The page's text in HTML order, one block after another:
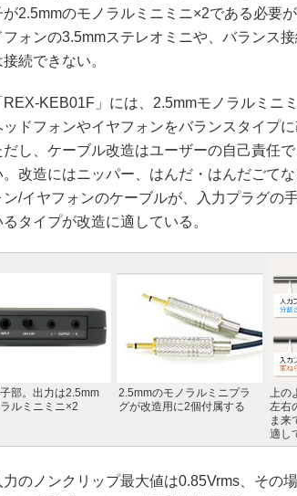
が2.5mmのモノラルミニミニ×2である必要
フォンの3.5mmステレオミニや、バランス
続できない。
KEB01F」には、2.5mmモノラルミニ
ドフォンやイヤフォンをバランスタイプ
だし、ケーブル改造はユーザーの自己責任
改造にはニッパー、はんだ・はんだごて
ン/イヤフォンのケーブルが、入力プラグの
タイプが改造に適している。
部。出力は2.5mm
ルミニミニ×2
2.5mmのモノラルミニプラ
グが改造用に2個付属する
上の
左右
ま来
適し
のノンクリップ最大値は0.85Vrms、その